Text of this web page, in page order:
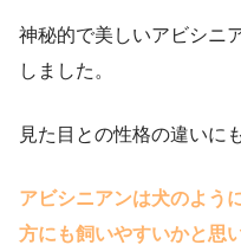
神秘的で美しいアビシニ
しました。
見た目との性格の違いに
アビシニアンは犬のよう
方にも飼いやすいかと思